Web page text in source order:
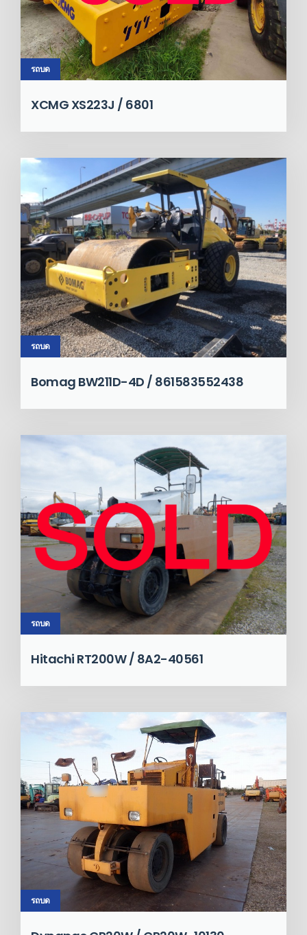
รถบด
XCMG XS223J / 6801
รถบด
Bomag BW211D-4D / 861583552438
รถบด
Hitachi RT200W / 8A2-40561
รถบด